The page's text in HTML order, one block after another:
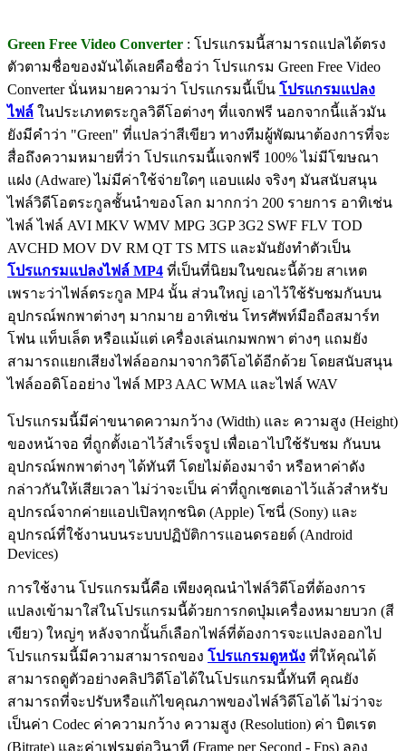
Green Free Video Converter : โปรแกรมนี้สามารถแปลได้ตรง
ตัวตามชื่อของมันได้เลยคือชื่อว่า โปรแกรม Green Free Video
Converter นั่นหมายความว่า โปรแกรมนี้เป็น โปรแกรมแปลง
ไฟล์ ในประเภทตระกูลวิดีโอต่างๆ ที่แจกฟรี นอกจากนี้แล้วมัน
ยังมีคำว่า "Green" ที่แปลว่าสีเขียว ทางทีมผู้พัฒนาต้องการที่จะ
สื่อถึงความหมายที่ว่า โปรแกรมนี้แจกฟรี 100% ไม่มีโฆษณา
แฝง (Adware) ไม่มีค่าใช้จ่ายใดๆ แอบแฝง จริงๆ มันสนับสนุน
ไฟล์วิดีโอตระกูลชั้นนำของโลก มากกว่า 200 รายการ อาทิเช่น
ไฟล์ ไฟล์ AVI MKV WMV MPG 3GP 3G2 SWF FLV TOD
AVCHD MOV DV RM QT TS MTS และมันยังทำตัวเป็น
โปรแกรมแปลงไฟล์ MP4 ที่เป็นที่นิยมในขณะนี้ด้วย สาเหต
เพราะว่าไฟล์ตระกูล MP4 นั้น ส่วนใหญ่ เอาไว้ใช้รับชมกันบน
อุปกรณ์พกพาต่างๆ มากมาย อาทิเช่น โทรศัพท์มือถือสมาร์ท
โฟน แท็บเล็ต หรือแม้แต่ เครื่องเล่นเกมพกพา ต่างๆ แถมยัง
สามารถแยกเสียงไฟล์ออกมาจากวิดีโอได้อีกด้วย โดยสนับสนุน
ไฟล์ออดิโออย่าง ไฟล์ MP3 AAC WMA และไฟล์ WAV
โปรแกรมนี้มีค่าขนาดความกว้าง (Width) และ ความสูง (Height)
ของหน้าจอ ที่ถูกตั้งเอาไว้สำเร็จรูป เพื่อเอาไปใช้รับชม กันบน
อุปกรณ์พกพาต่างๆ ได้ทันที โดยไม่ต้องมาจำ หรือหาค่าดัง
กล่าวกันให้เสียเวลา ไม่ว่าจะเป็น ค่าที่ถูกเซตเอาไว้แล้วสำหรับ
อุปกรณ์จากค่ายแอปเปิลทุกชนิด (Apple) โซนี่ (Sony) และ
อุปกรณ์ที่ใช้งานบนระบบปฏิบัติการแอนดรอยด์ (Android
Devices)
การใช้งาน โปรแกรมนี้คือ เพียงคุณนำไฟล์วิดีโอที่ต้องการ
แปลงเข้ามาใส่ในโปรแกรมนี้ด้วยการกดปุ่มเครื่องหมายบวก (สี
เขียว) ใหญ่ๆ หลังจากนั้นก็เลือกไฟล์ที่ต้องการจะแปลงออกไป
โปรแกรมนี้มีความสามารถของ โปรแกรมดูหนัง ที่ให้คุณได้
สามารถดูตัวอย่างคลิปวิดีโอได้ในโปรแกรมนี้ทันที คุณยัง
สามารถที่จะปรับหรือแก้ไขคุณภาพของไฟล์วิดีโอได้ ไม่ว่าจะ
เป็นค่า Codec ค่าความกว้าง ความสูง (Resolution) ค่า บิตเรต
(Bitrate) และค่าเฟรมต่อวินาที (Frame per Second - Fps) ลอง